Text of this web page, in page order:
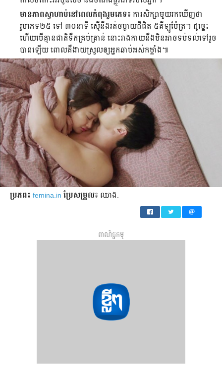
មាន​ភាព​ស្វាហាប់​នៅ​ពេល​កំពុង​រួមភេទ៖ ការ​សិក្សា​មួយ​រក​ឃើញ​ថា
រួមភេទ​២៥ ទៅ ៣០​នាទី ស្មើ​នឹង​រត់​​ចម្ងាយ​​ដី​ជិត ៥​គីឡូម៉ែត្រ។ ដូច្នេះ​
ហើយ​បើ​គ្មាន​ជាតិ​ទឹក​គ្រប់គ្រាន់ នោះ​រាងកាយ​នឹង​មិន​អាច​ទប់ទល់​ទៅ​រួច​
បាន​ឡើយ ពោល​គឺ​ងាយស្រួល​ឲ្យ​អ្នក​ឆាប់​អស់​កម្លាំង៕
ប្រភព៖ femina.in ប្រែ​សម្រួល៖ ឈាង.
ពាណិជ្ជកម្ម